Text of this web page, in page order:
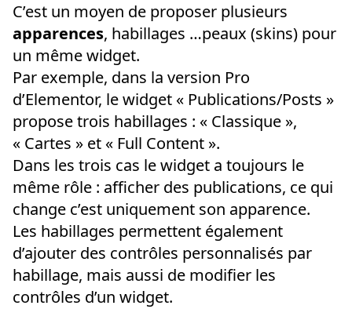
C’est un moyen de proposer plusieurs
apparences, habillages …peaux (skins) pour
un même widget.
Par exemple, dans la version Pro
d’Elementor, le widget « Publications/Posts »
propose trois habillages : « Classique »,
« Cartes » et « Full Content ».
Dans les trois cas le widget a toujours le
même rôle : afficher des publications, ce qui
change c’est uniquement son apparence.
Les habillages permettent également
d’ajouter des contrôles personnalisés par
habillage, mais aussi de modifier les
contrôles d’un widget.